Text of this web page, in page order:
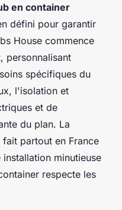
en container
défini pour garantir
House commence
, personnalisant
spécifiques du
l'isolation et
et de
du plan. La
fait partout en France
minutieuse
respecte les